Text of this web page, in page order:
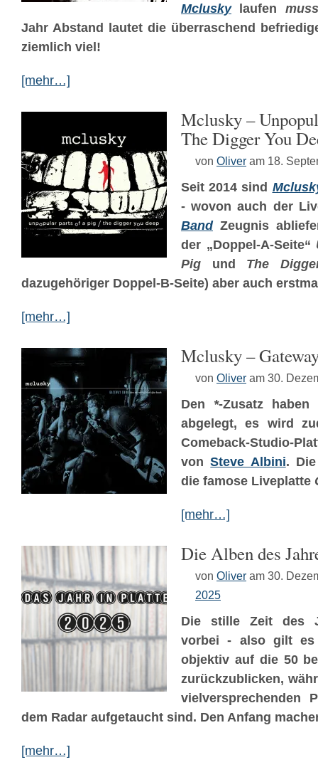
Mcluskylaufen muss
Jahr Abstand lautet die überraschend
ziemlich viel!
[mehr…]
Mclusky –
The Digger You
von Oliver am 18.
Seit 2014 sind
- wovon auch der
BandZeugnis
der „Doppel-A-Seite“
Pig und The
dazugehöriger Doppel-B-Seite) aber auch
[mehr…]
Mclusky –
von Oliver am 30.
Den *-Zusatz haben
abgelegt, es wird
Comeback-Studio-
vonSteve Albini.
die famose Liveplatte
[mehr…]
Die Alben des
von Oliver am 30.
2025
Die stille Zeit des
vorbei - also gilt es
objektiv auf die 50
zurückzublicken,
vielversprechenden
dem Radar aufgetaucht sind. Den Anfang
[mehr…]